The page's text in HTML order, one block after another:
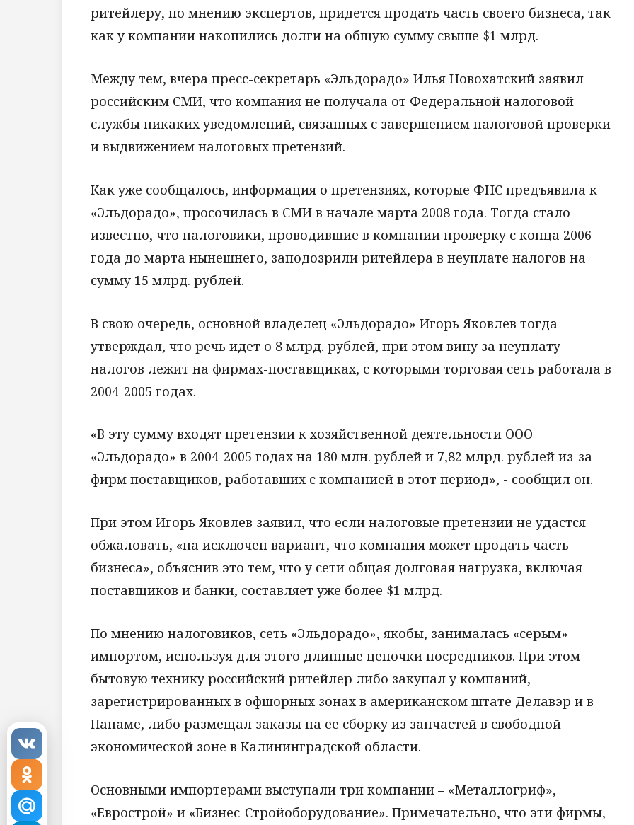
ритейлеру, по мнению экспертов, придется продать часть своего бизнеса, так
как у компании накопились долги на общую сумму свыше $1 млрд.
Между тем, вчера пресс-секретарь «Эльдорадо» Илья Новохатский заявил
российским СМИ, что компания не получала от Федеральной налоговой
службы никаких уведомлений, связанных с завершением налоговой проверки
и выдвижением налоговых претензий.
Как уже сообщалось, информация о претензиях, которые ФНС предъявила к
«Эльдорадо», просочилась в СМИ в начале марта 2008 года. Тогда стало
известно, что налоговики, проводившие в компании проверку с конца 2006
года до марта нынешнего, заподозрили ритейлера в неуплате налогов на
сумму 15 млрд. рублей.
В свою очередь, основной владелец «Эльдорадо» Игорь Яковлев тогда
утверждал, что речь идет о 8 млрд. рублей, при этом вину за неуплату
налогов лежит на фирмах-поставщиках, с которыми торговая сеть работала в
2004-2005 годах.
«В эту сумму входят претензии к хозяйственной деятельности ООО
«Эльдорадо» в 2004-2005 годах на 180 млн. рублей и 7,82 млрд. рублей из-за
фирм поставщиков, работавших с компанией в этот период», - сообщил он.
При этом Игорь Яковлев заявил, что если налоговые претензии не удастся
обжаловать, «на исключен вариант, что компания может продать часть
бизнеса», объяснив это тем, что у сети общая долговая нагрузка, включая
поставщиков и банки, составляет уже более $1 млрд.
По мнению налоговиков, сеть «Эльдорадо», якобы, занималась «серым»
импортом, используя для этого длинные цепочки посредников. При этом
бытовую технику российский ритейлер либо закупал у компаний,
зарегистрированных в офшорных зонах в американском штате Делавэр и в
Панаме, либо размещал заказы на ее сборку из запчастей в свободной
экономической зоне в Калининградской области.
Основными импортерами выступали три компании – «Металлогриф»,
«Еврострой» и «Бизнес-Стройоборудование». Примечательно, что эти фирмы,